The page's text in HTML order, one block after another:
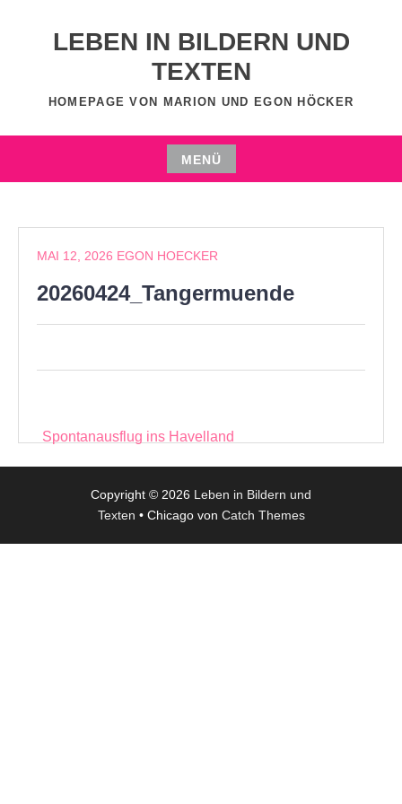
LEBEN IN BILDERN UND
TEXTEN
HOMEPAGE VON MARION UND EGON HÖCKER
MENÜ
Zum
springen
MAI 12, 2026 EGON HOECKER
20260424_Tangermuende
Beitragsnavigation
Spontanausflug ins Havelland
Copyright © 2026 Leben in Bildern und
Texten • Chicago von Catch Themes